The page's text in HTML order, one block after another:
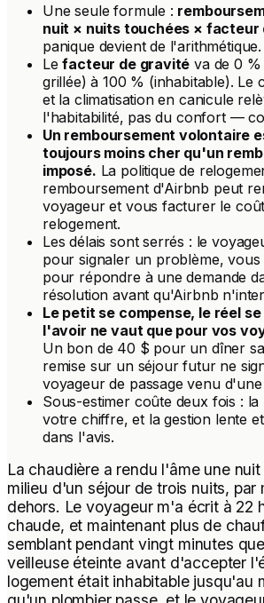
Une seule formule :
nuit × nuits touchées × facteur
panique devient de l'arithmétique.
Lefacteur de gravité va de 0
grillée) à 100 % (inhabitable). Le
et la climatisation en canicule
l'habitabilité, pas du confort —
Un remboursement volontaire
toujours moins cher qu'un
imposé. La politique de
remboursement d'Airbnb peut
voyageuret vous facturer le
relogement.
Les délais sont serrés : le
pour signaler un problème, vous
pour répondre à une demande
résolution avant qu'Airbnb
Le petit se compense, le réel
l'avoir ne vaut que pour vos
Un bon de 40 $ pour un dîner
remise sur un séjour futur ne
voyageur de passage venu
Sous-estimer coûte deux fois :
votre chiffre,et la gestion lente
dans l'avis.
La chaudière a rendu l'âme une
milieu d'un séjour de trois nuits, par
dehors. Le voyageur m'a écrit à 22
chaude, et maintenant plus de
semblant pendant vingt minutes
veilleuse éteinte avant d'accepter
logement était inhabitable jusqu'au